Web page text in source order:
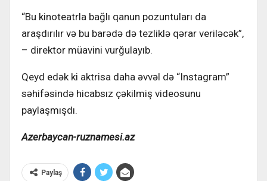
“Bu kinoteatrla bağlı qanun pozuntuları da
araşdırılır və bu barədə də tezliklə qərar veriləcək”,
– direktor müavini vurğulayıb.
Qeyd edək ki aktrisa daha əvvəl də “Instagram”
səhifəsində hicabsız çəkilmiş videosunu
paylaşmışdı.
Azerbaycan-ruznamesi.az
Paylaş